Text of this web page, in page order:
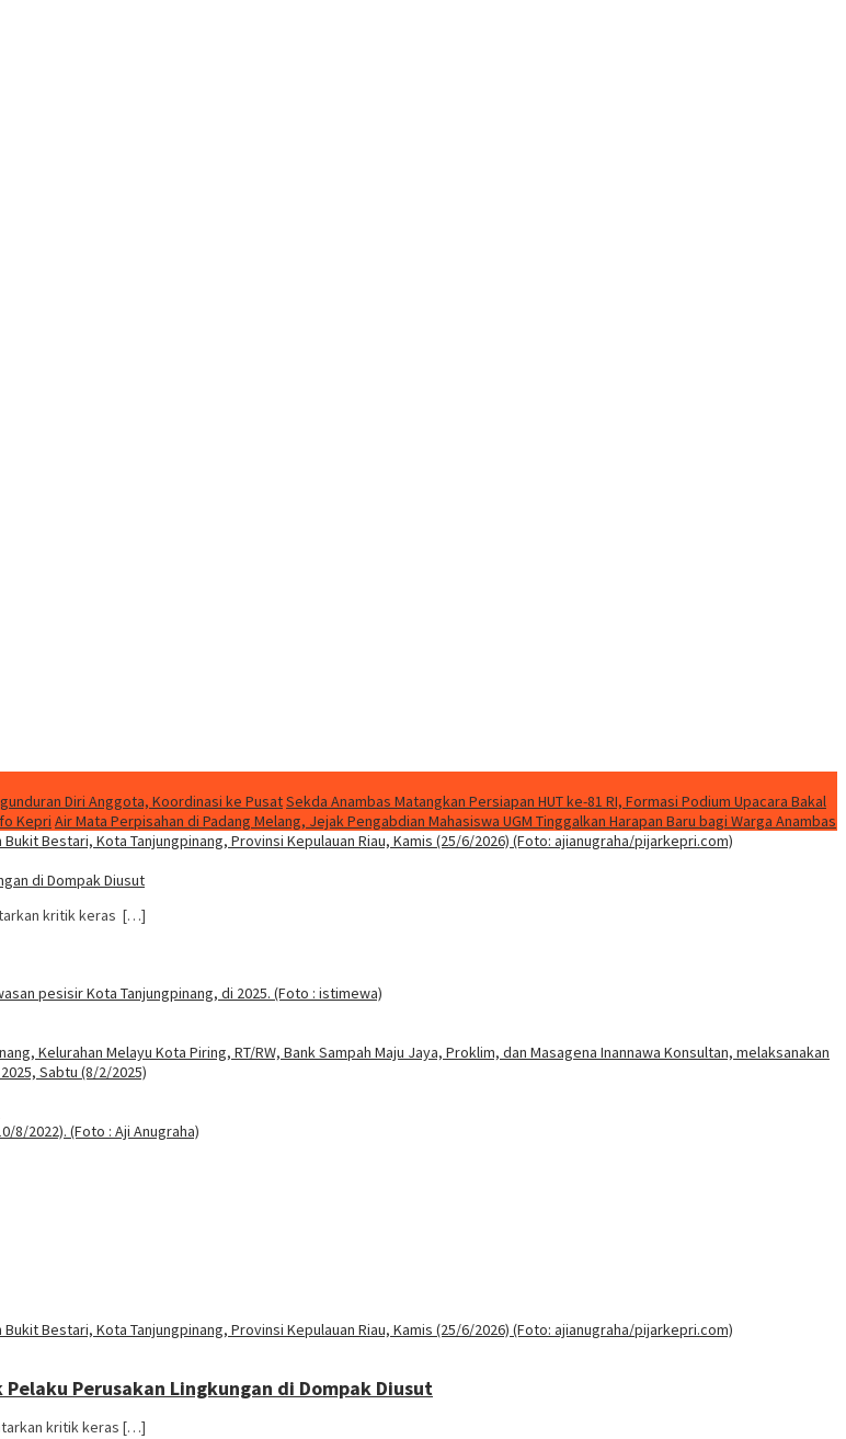
Diri Anggota, Koordinasi ke PusatSekda Anambas Matangkan Persiapan HUT ke-81 RI, Formasi Podium Upacara Bakal
Kepri Air Mata Perpisahan di Padang Melang, Jejak Pengabdian Mahasiswa UGM Tinggalkan Harapan Baru bagi Warga Anambas
di Dompak Diusut
kritik keras […]
Perusakan Lingkungan di Dompak Diusut
kritik keras […]